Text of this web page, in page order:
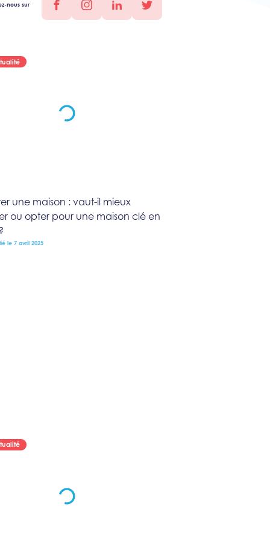
nous sur
facebookinstagramlinkedintwitter
une maison : vaut-il mieux
ou opter pour une maison clé en
le 7 avril 2025